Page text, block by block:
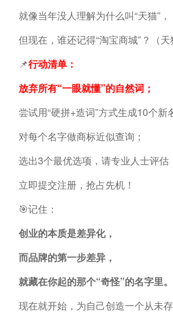
就像当年没人理解为什么叫“天猫”，
但现在，谁还记得“淘宝商城”？（天
📌行动清单：
放弃所有“一眼就懂”的自然词；
尝试用“硬拼+造词”方式生成10个新
对每个名字做商标近似查询；
选出3个最优选项，请专业人士评估
立即提交注册，抢占先机！
🎯记住：
创业的本质是差异化，
而品牌的第一步差异，
就藏在你起的那个“奇怪”的名字里。
现在就开始，为自己创造一个从未